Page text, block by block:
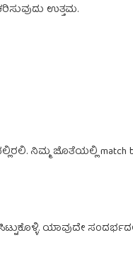
ಉತ್ತಮ.
ನಿಮ್ಮ ಜೊತೆಯಲ್ಲಿ match
ಯಾವುದೇ